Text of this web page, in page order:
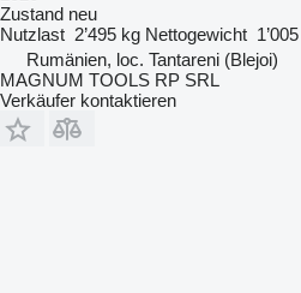
Zustand neu
Nutzlast 2’495 kg Nettogewicht
Rumänien, loc. Tantareni (Blejoi)
MAGNUM TOOLS RP SRL
Verkäufer kontaktieren